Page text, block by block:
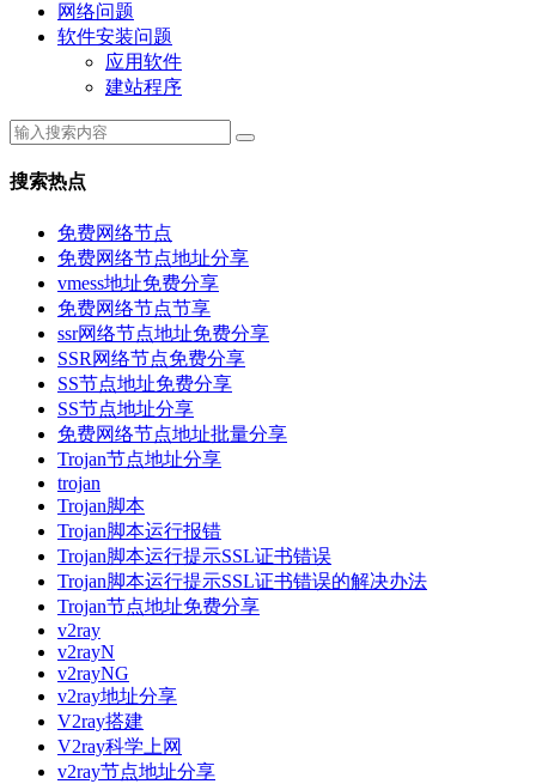
网络问题
软件安装问题
应用软件
建站程序
搜索热点
免费网络节点
免费网络节点地址分享
vmess地址免费分享
免费网络节点节享
ssr网络节点地址免费分享
SSR网络节点免费分享
SS节点地址免费分享
SS节点地址分享
免费网络节点地址批量分享
Trojan节点地址分享
trojan
Trojan脚本
Trojan脚本运行报错
Trojan脚本运行提示SSL证书错误
Trojan脚本运行提示SSL证书错误的解决办法
Trojan节点地址免费分享
v2ray
v2rayN
v2rayNG
v2ray地址分享
V2ray搭建
V2ray科学上网
v2ray节点地址分享